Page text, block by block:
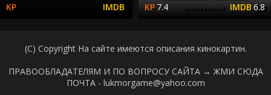
7.4 6.8
(C) Copyright На сайте имеются описания кинокартин.
ПРАВООБЛАДАТЕЛЯМ И ПО ВОПРОСУ САЙТА → ЖМИ СЮДА
ПОЧТА - lukmorgame@yahoo.com